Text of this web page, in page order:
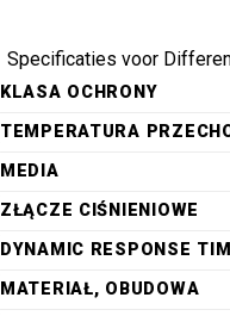
Specificaties voor
KLASA OCHRONY
TEMPERATURA
MEDIA
ZŁĄCZE CIŚNIENIOWE
DYNAMIC RESPONSE
MATERIAŁ, OBUDOWA